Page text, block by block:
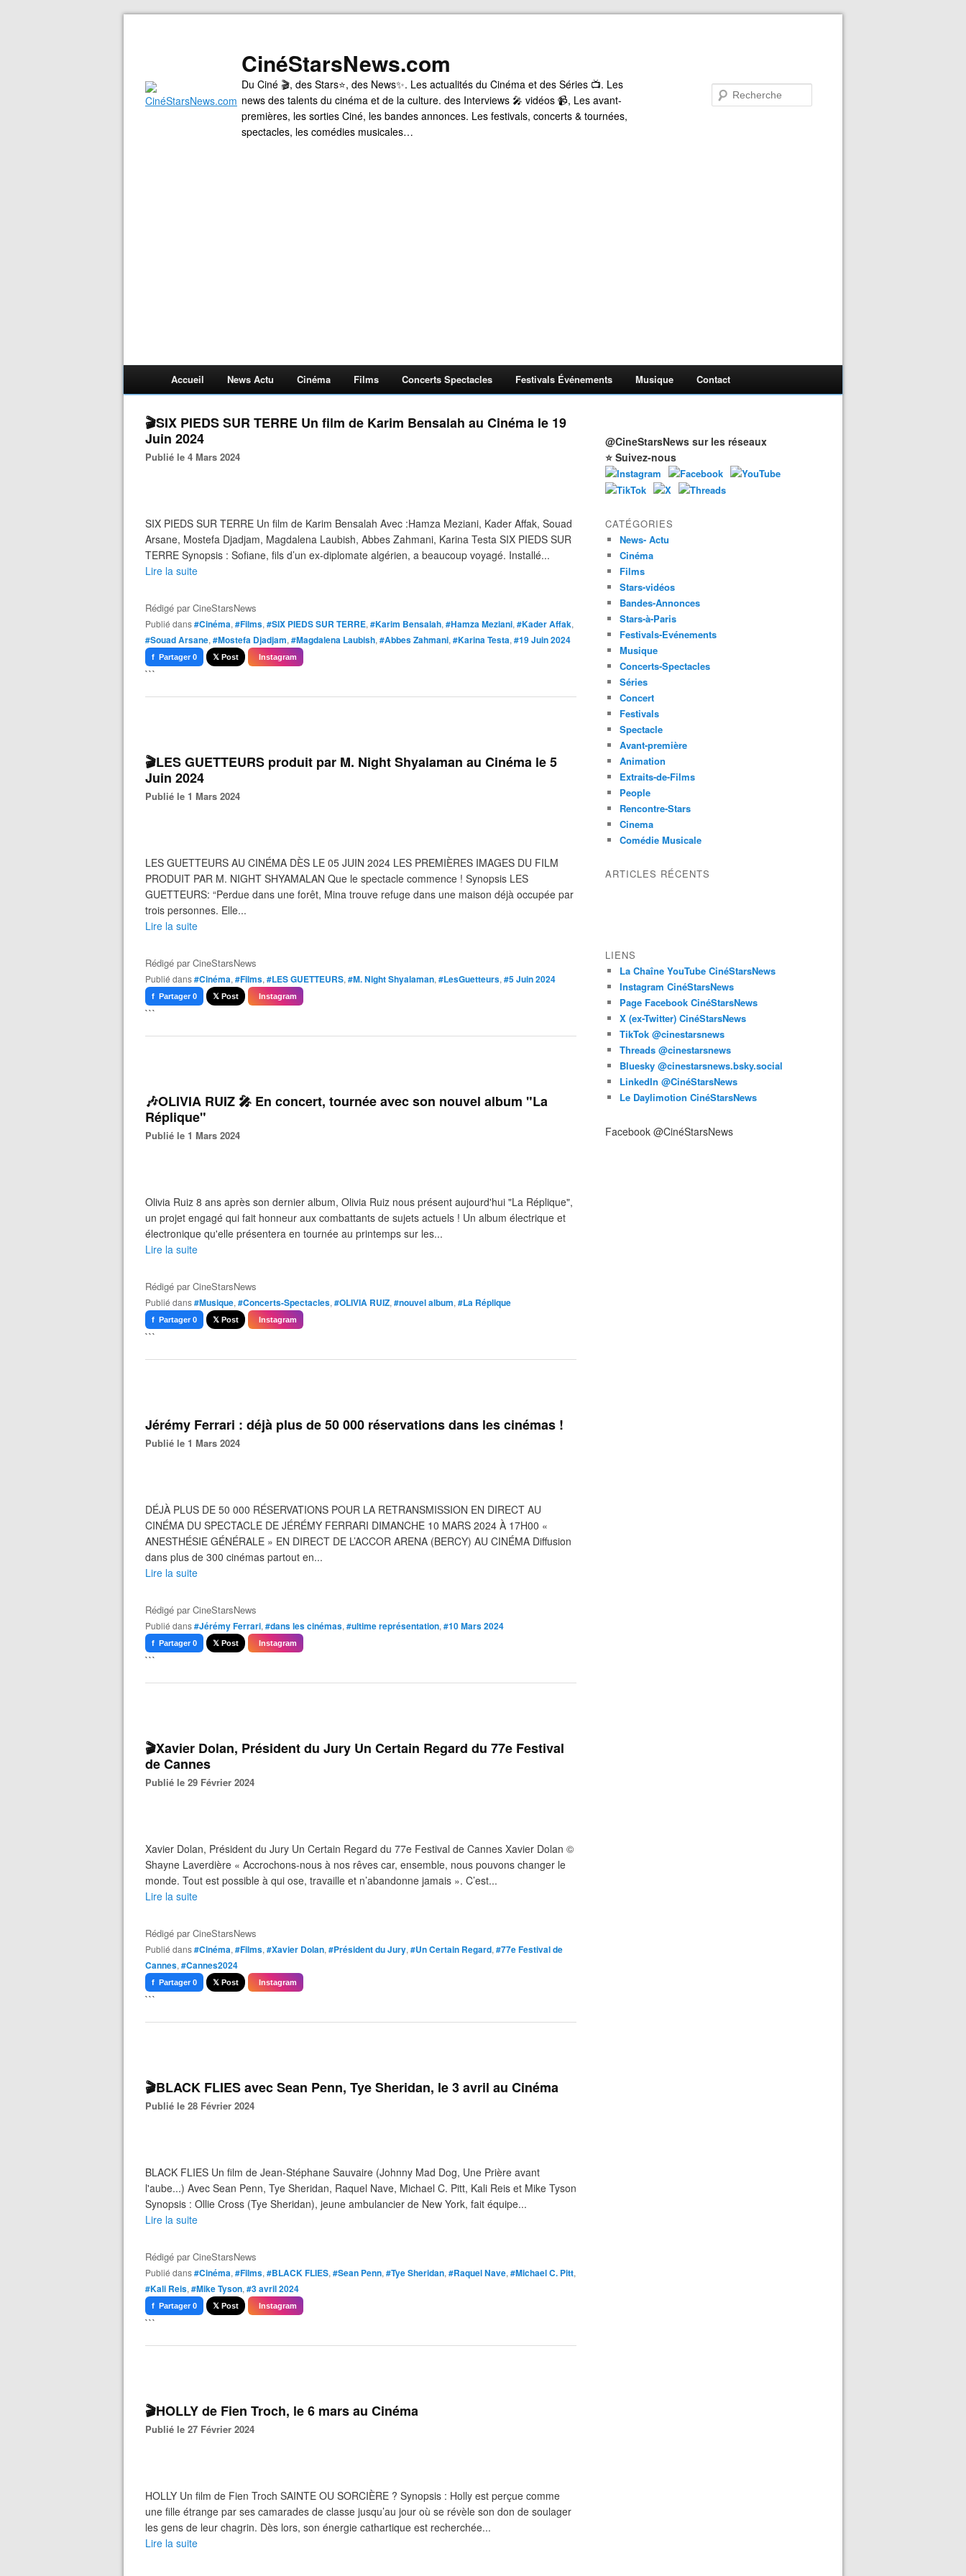
CinéStarsNews.com
Du Ciné 🎬, des Stars⭐, des News✨. Les actualités du Cinéma et des Séries 📺. Les
news des talents du cinéma et de la culture. des Interviews 🎤 vidéos 📹, Les avant-
premières, les sorties Ciné, les bandes annonces. Les festivals, concerts & tournées,
spectacles, les comédies musicales…
Accueil News Actu Cinéma Films Concerts Spectacles Festivals Événements Musique Contact
🎬SIX PIEDS SUR TERRE Un film de Karim Bensalah au Cinéma le 19
Juin 2024
Publié le 4 Mars 2024
SIX PIEDS SUR TERRE Un film de Karim Bensalah Avec :Hamza Meziani, Kader Affak, Souad
Arsane, Mostefa Djadjam, Magdalena Laubish, Abbes Zahmani, Karina Testa SIX PIEDS SUR
TERRE Synopsis : Sofiane, fils d’un ex-diplomate algérien, a beaucoup voyagé. Installé...
Lire la suite
Rédigé parCineStarsNews
Publié dans#Cinéma, #Films, #SIX PIEDS SUR TERRE, #Karim Bensalah, #Hamza Meziani, #Kader Affak,
#Souad Arsane, #Mostefa Djadjam, #Magdalena Laubish, #Abbes Zahmani, #Karina Testa, #19 Juin 2024
f Partager 0 𝕏 Post Instagram
```
🎬LES GUETTEURS produit par M. Night Shyalaman au Cinéma le 5
Juin 2024
Publié le 1 Mars 2024
LES GUETTEURS AU CINÉMA DÈS LE 05 JUIN 2024 LES PREMIÈRES IMAGES DU FILM
PRODUIT PAR M. NIGHT SHYAMALAN Que le spectacle commence ! Synopsis LES
GUETTEURS: “Perdue dans une forêt, Mina trouve refuge dans une maison déjà occupée par
trois personnes. Elle...
Lire la suite
Rédigé parCineStarsNews
Publié dans#Cinéma, #Films, #LES GUETTEURS, #M. Night Shyalaman, #LesGuetteurs, #5 Juin 2024
f Partager 0 𝕏 Post Instagram
```
🎶OLIVIA RUIZ 🎤 En concert, tournée avec son nouvel album "La
Réplique"
Publié le 1 Mars 2024
Olivia Ruiz 8 ans après son dernier album, Olivia Ruiz nous présent aujourd'hui "La Réplique",
un projet engagé qui fait honneur aux combattants de sujets actuels ! Un album électrique et
électronique qu'elle présentera en tournée au printemps sur les...
Lire la suite
Rédigé parCineStarsNews
Publié dans#Musique, #Concerts-Spectacles, #OLIVIA RUIZ, #nouvel album, #La Réplique
f Partager 0 𝕏 Post Instagram
```
Jérémy Ferrari : déjà plus de 50 000 réservations dans les cinémas !
Publié le 1 Mars 2024
DÉJÀ PLUS DE 50 000 RÉSERVATIONS POUR LA RETRANSMISSION EN DIRECT AU
CINÉMA DU SPECTACLE DE JÉRÉMY FERRARI DIMANCHE 10 MARS 2024 À 17H00 «
ANESTHÉSIE GÉNÉRALE » EN DIRECT DE L’ACCOR ARENA (BERCY) AU CINÉMA Diffusion
dans plus de 300 cinémas partout en...
Lire la suite
Rédigé parCineStarsNews
Publié dans#Jérémy Ferrari, #dans les cinémas, #ultime représentation, #10 Mars 2024
f Partager 0 𝕏 Post Instagram
```
🎬Xavier Dolan, Président du Jury Un Certain Regard du 77e Festival
de Cannes
Publié le 29 Février 2024
Xavier Dolan, Président du Jury Un Certain Regard du 77e Festival de Cannes Xavier Dolan ©
Shayne Laverdière « Accrochons-nous à nos rêves car, ensemble, nous pouvons changer le
monde. Tout est possible à qui ose, travaille et n’abandonne jamais ». C’est...
Lire la suite
Rédigé parCineStarsNews
Publié dans#Cinéma, #Films, #Xavier Dolan, #Président du Jury, #Un Certain Regard, #77e Festival de
Cannes, #Cannes2024
f Partager 0 𝕏 Post Instagram
```
🎬BLACK FLIES avec Sean Penn, Tye Sheridan, le 3 avril au Cinéma
Publié le 28 Février 2024
BLACK FLIES Un film de Jean-Stéphane Sauvaire (Johnny Mad Dog, Une Prière avant
l'aube...) Avec Sean Penn, Tye Sheridan, Raquel Nave, Michael C. Pitt, Kali Reis et Mike Tyson
Synopsis : Ollie Cross (Tye Sheridan), jeune ambulancier de New York, fait équipe...
Lire la suite
Rédigé parCineStarsNews
Publié dans#Cinéma, #Films, #BLACK FLIES, #Sean Penn, #Tye Sheridan, #Raquel Nave, #Michael C. Pitt,
#Kali Reis, #Mike Tyson, #3 avril 2024
f Partager 0 𝕏 Post Instagram
```
🎬HOLLY de Fien Troch, le 6 mars au Cinéma
Publié le 27 Février 2024
HOLLY Un film de Fien Troch SAINTE OU SORCIÈRE ? Synopsis : Holly est perçue comme
une fille étrange par ses camarades de classe jusqu’au jour où se révèle son don de soulager
les gens de leur chagrin. Dès lors, son énergie cathartique est recherchée...
Lire la suite
@CineStarsNews sur les réseaux
⭐ Suivez-nous
CATÉGORIES
News- Actu
Cinéma
Films
Stars-vidéos
Bandes-Annonces
Stars-à-Paris
Festivals-Evénements
Musique
Concerts-Spectacles
Séries
Concert
Festivals
Spectacle
Avant-première
Animation
Extraits-de-Films
People
Rencontre-Stars
Cinema
Comédie Musicale
ARTICLES RÉCENTS
LIENS
La Chaîne YouTube CinéStarsNews
Instagram CinéStarsNews
Page Facebook CinéStarsNews
X (ex-Twitter) CinéStarsNews
TikTok @cinestarsnews
Threads @cinestarsnews
Bluesky @cinestarsnews.bsky.social‬
LinkedIn @CinéStarsNews
Le Daylimotion CinéStarsNews
Facebook @CinéStarsNews